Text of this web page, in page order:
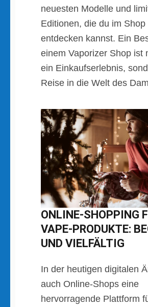
neuesten Modelle und
Editionen, die du im Shop
entdecken kannst. Ein
einem Vaporizer Shop ist
ein Einkaufserlebnis,
Reise in die Welt des
ONLINE-SHOPPING
VAPE-PRODUKTE:
UND VIELFÄLTIG
In der heutigen digitalen
auch Online-Shops eine
hervorragende Plattform